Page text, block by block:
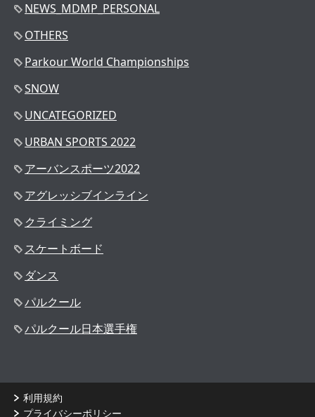
NEWS_MDMP_PERSONAL
OTHERS
Parkour World Championships
SNOW
UNCATEGORIZED
URBAN SPORTS 2022
アーバンスポーツ2022
アグレッシブインライン
クライミング
スケートボード
ダンス
パルクール
パルクール日本選手権
利用規約
プライバシーポリシー